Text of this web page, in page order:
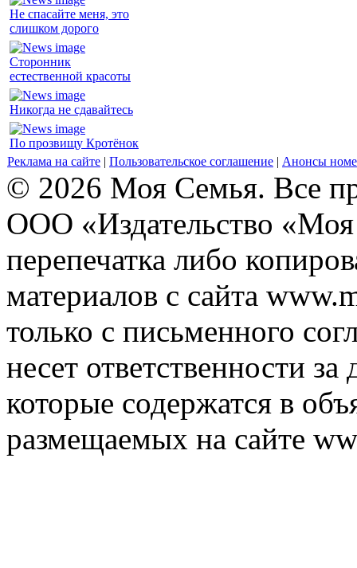
Не спасайте меня, это
слишком дорого
Сторонник
естественной красоты
Никогда не сдавайтесь
По прозвищу Кротёнок
Реклама на сайте | Пользовательское соглашение | Анонсы
© 2026 Моя Семья. Все
ООО «Издательство
перепечатка либо
материалов с сайта
только с письменного
несет ответственности
которые содержатся в
размещаемых на сайте